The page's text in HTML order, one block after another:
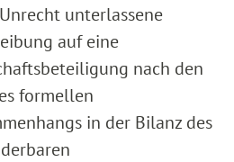
unterlassene
auf eine
nach den
formellen
in der Bilanz des